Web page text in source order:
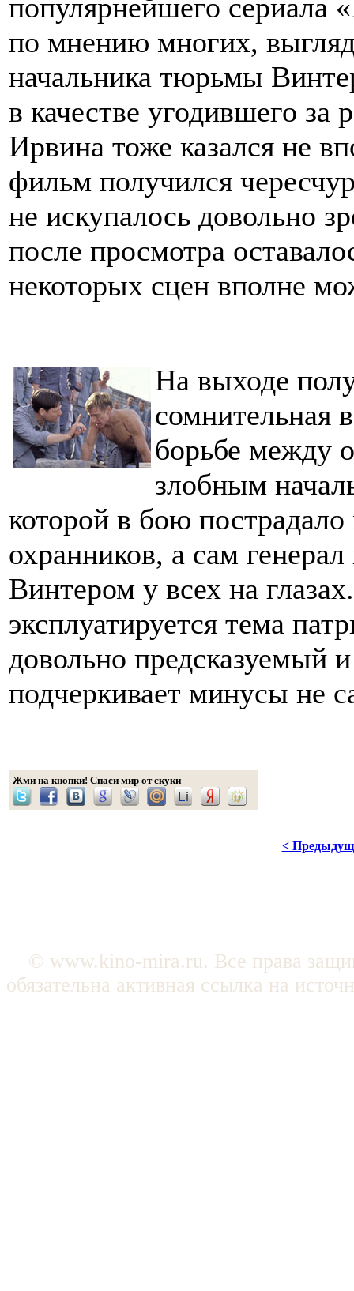
популярнейшего сериала
по мнению многих,
начальника тюрьмы
в качестве угодившего
Ирвина тоже казался не
фильм получился
не искупалось довольно
после просмотра
некоторых сцен вполне
На выходе
сомнительная
борьбе между
злобным
которой в бою
охранников, а сам
Винтером у всех на
эксплуатируется тема
довольно предсказуемый
подчеркивает минусы не
Жми на кнопки! Спаси мир от скуки
<
© www.kino-mira.ru. Все права
обязательна активная ссылка на